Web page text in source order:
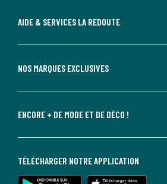
AIDE & SERVICES LA REDOUTE
NOS MARQUES EXCLUSIVES
ENCORE + DE MODE ET DE DÉCO !
TÉLÉCHARGER NOTRE APPLICATION